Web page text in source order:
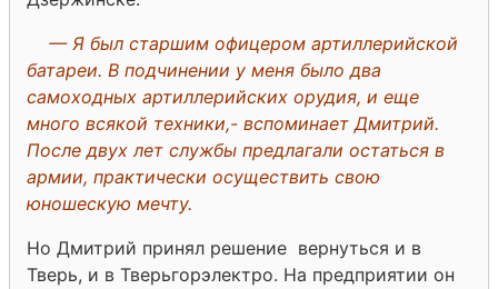
— Я был старшим офицером артиллерийской
батареи. В подчинении у меня было два
самоходных артиллерийских орудия, и еще
много всякой техники,- вспоминает Дмитрий.
После двух лет службы предлагали остаться в
армии, практически осуществить свою
юношескую мечту.
Но Дмитрий принял решение вернуться и в
Тверь, и в Тверьгорэлектро. На предприятии он